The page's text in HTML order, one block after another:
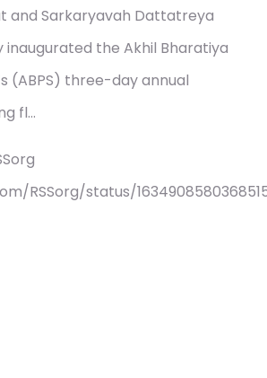
and Sarkaryavah Dattatreya
inaugurated the Akhil Bharatiya
(ABPS) three-day annual
fl…
RSSorg/status/